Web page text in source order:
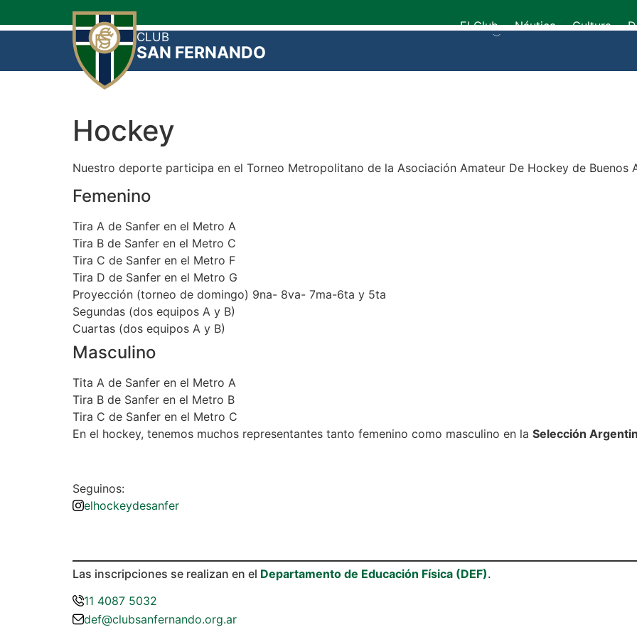
CLUB
SAN FERNANDO
El Club Náutica Cultura
Hockey
Nuestro deporte participa en el Torneo Metropolitano de la Asociación Amateur De Hockey de Buenos
Femenino
Tira A de Sanfer en el Metro A
Tira B de Sanfer en el Metro C
Tira C de Sanfer en el Metro F
Tira D de Sanfer en el Metro G
Proyección (torneo de domingo) 9na- 8va- 7ma-6ta y 5ta
Segundas (dos equipos A y B)
Cuartas (dos equipos A y B)
Masculino
Tita A de Sanfer en el Metro A
Tira B de Sanfer en el Metro B
Tira C de Sanfer en el Metro C
En el hockey, tenemos muchos representantes tanto femenino como masculino en la Selección
Seguinos:
elhockeydesanfer
Las inscripciones se realizan en el Departamento de Educación Física (DEF).
11 4087 5032
def@clubsanfernando.org.ar